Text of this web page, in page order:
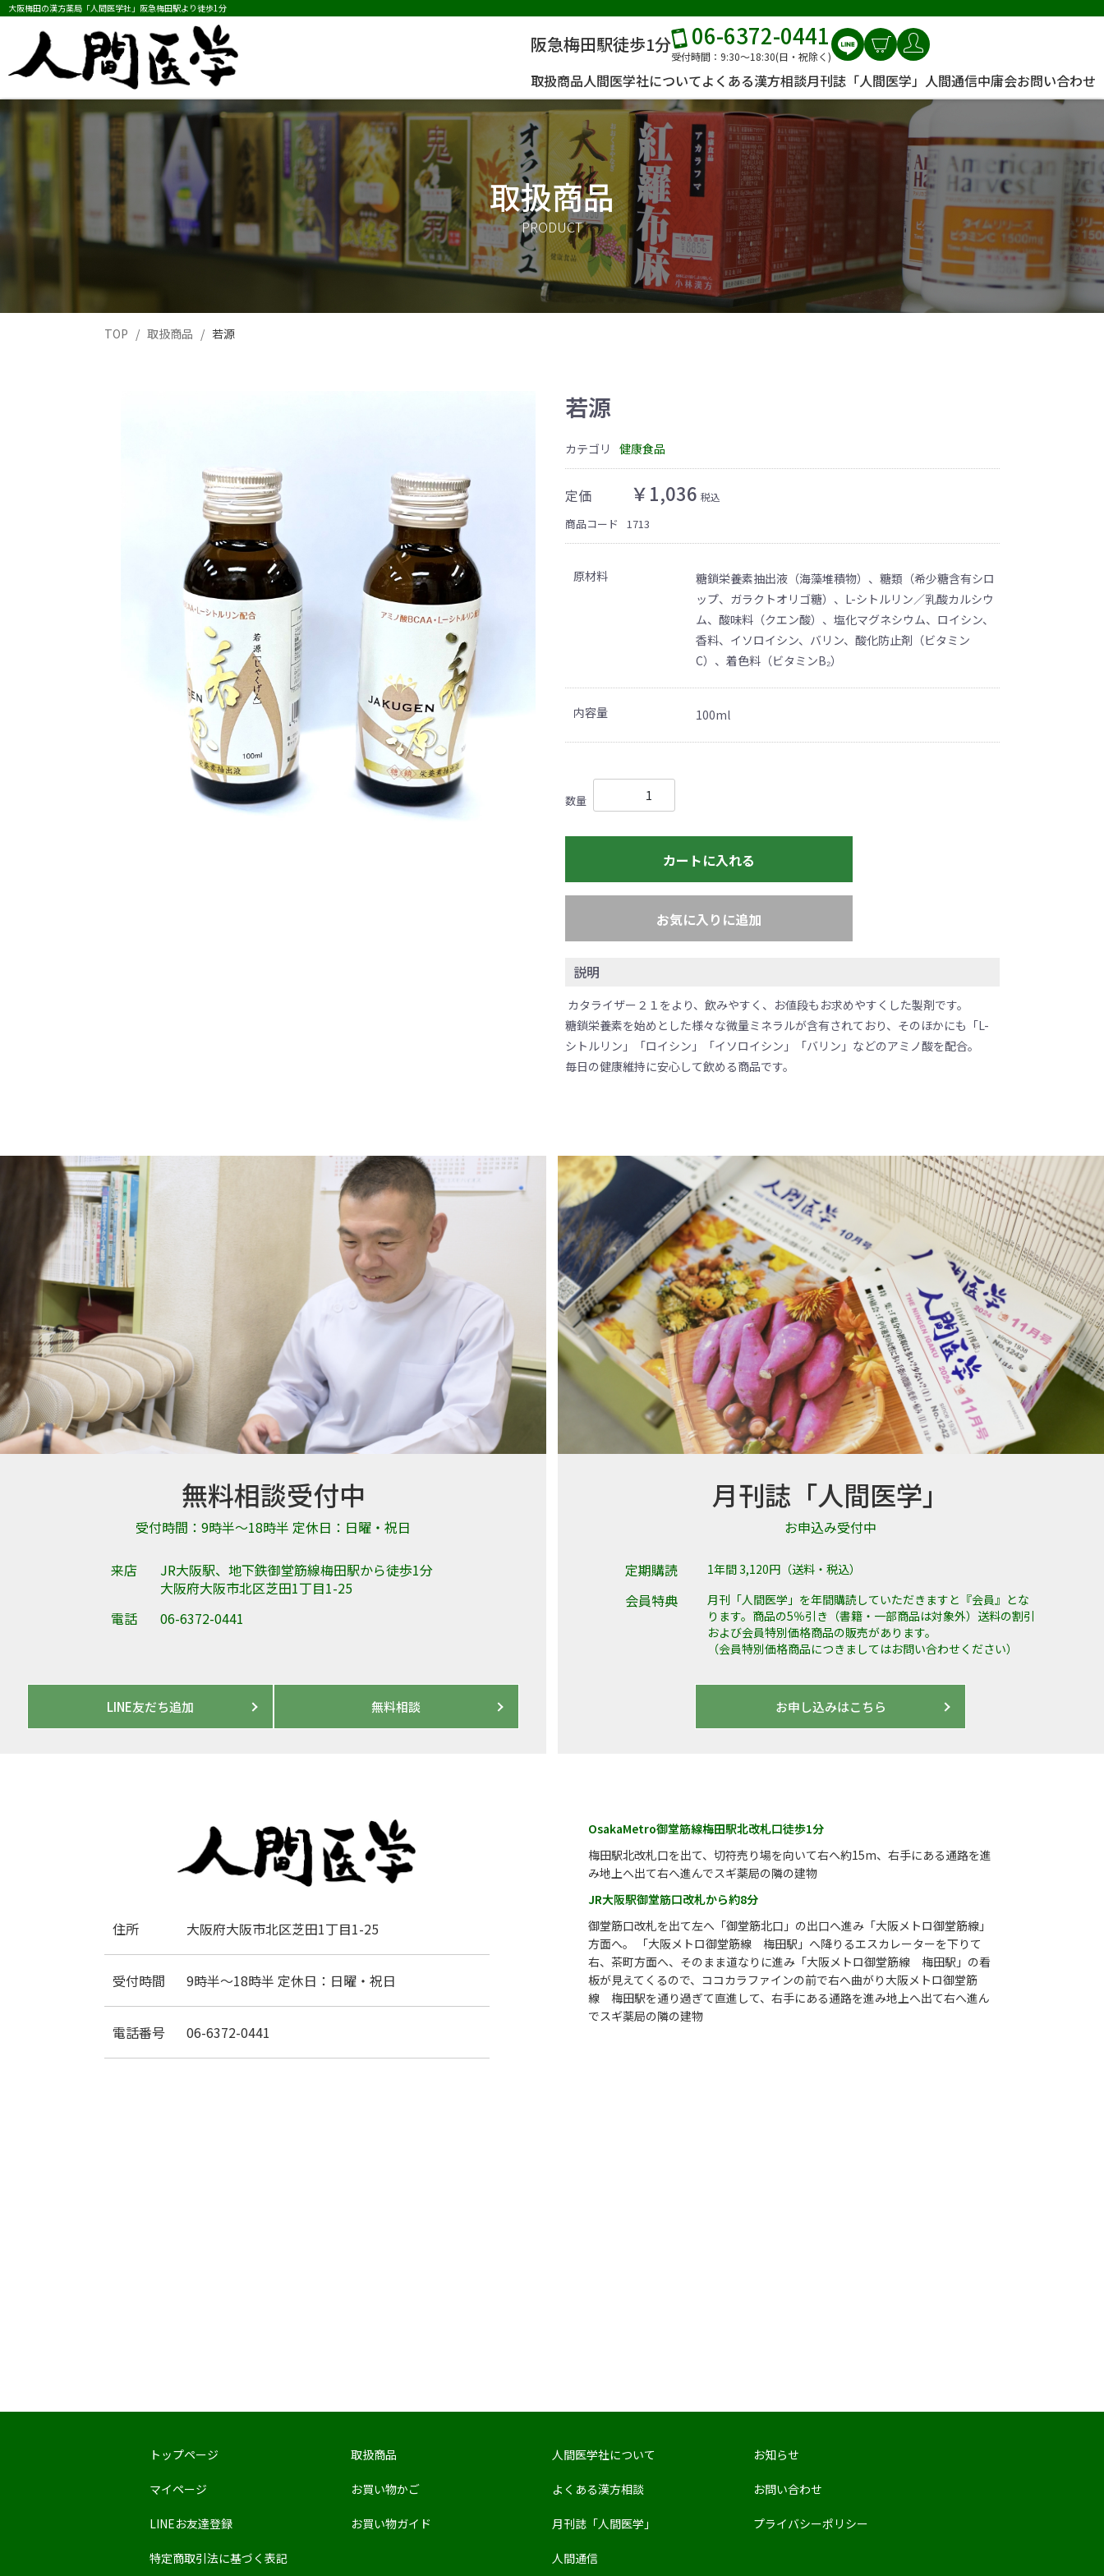
大阪梅田の漢方薬局「人間医学社」阪急梅田駅より徒歩1分
阪急梅田駅徒歩1分 06-6372-0441
受付時間：9:30〜18:30(日・祝除く)
取扱商品人間医学社についてよくある漢方相談月刊誌「人間医学」 人間通信中庸会お問い合わせ
取扱商品
PRODUCT
TOP 取扱商品 若源
若源
カテゴリ 健康食品
定価 ￥1,036 税込
商品コード 1713
原材料
糖鎖栄養素抽出液（海藻堆積物）、糖類（希少糖含有シロ
ップ、ガラクトオリゴ糖）、L-シトルリン／乳酸カルシウ
ム、酸味料（クエン酸）、塩化マグネシウム、ロイシン、
香料、イソロイシン、バリン、酸化防止剤（ビタミン
C）、着色料（ビタミンB₂）
内容量 100ml
数量
カートに入れる
お気に入りに追加
説明
カタライザー２１をより、飲みやすく、お値段もお求めやすくした製剤です。
糖鎖栄養素を始めとした様々な微量ミネラルが含有されており、そのほかにも「L-
シトルリン」「ロイシン」「イソロイシン」「バリン」などのアミノ酸を配合。
毎日の健康維持に安心して飲める商品です。
無料相談受付中
受付時間：9時半～18時半 定休日：日曜・祝日
来店
JR大阪駅、地下鉄御堂筋線梅田駅から徒歩1分
大阪府大阪市北区芝田1丁目1-25
電話
06-6372-0441
LINE友だち追加 無料相談
月刊誌「人間医学」
お申込み受付中
定期購読 1年間 3,120円（送料・税込）
会員特典
月刊「人間医学」を年間購読していただきますと『会員』とな
ります。商品の5％引き（書籍・一部商品は対象外）送料の割引
および会員特別価格商品の販売があります。
（会員特別価格商品につきましてはお問い合わせください）
お申し込みはこちら
住所 大阪府大阪市北区芝田1丁目1-25
受付時間 9時半～18時半 定休日：日曜・祝日
電話番号 06-6372-0441
OsakaMetro御堂筋線梅田駅北改札口徒歩1分
梅田駅北改札口を出て、切符売り場を向いて右へ約15m、右手にある通路を進
み地上へ出て右へ進んでスギ薬局の隣の建物
JR大阪駅御堂筋口改札から約8分
御堂筋口改札を出て左へ「御堂筋北口」の出口へ進み「大阪メトロ御堂筋線」
方面へ。 「大阪メトロ御堂筋線 梅田駅」へ降りるエスカレーターを下りて
右、茶町方面へ、そのまま道なりに進み「大阪メトロ御堂筋線 梅田駅」の看
板が見えてくるので、ココカラファインの前で右へ曲がり大阪メトロ御堂筋
線 梅田駅を通り過ぎて直進して、右手にある通路を進み地上へ出て右へ進ん
でスギ薬局の隣の建物
トップページ
マイページ
LINEお友達登録
特定商取引法に基づく表記
取扱商品
お買い物かご
お買い物ガイド
人間医学社について
よくある漢方相談
月刊誌「人間医学」
人間通信
お知らせ
お問い合わせ
プライバシーポリシー